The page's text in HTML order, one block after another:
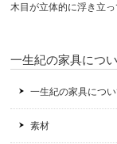
木目が立体的に浮き立
一生紀の家具につ
一生紀の家具につ
素材